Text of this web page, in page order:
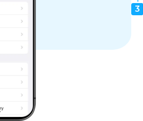
3